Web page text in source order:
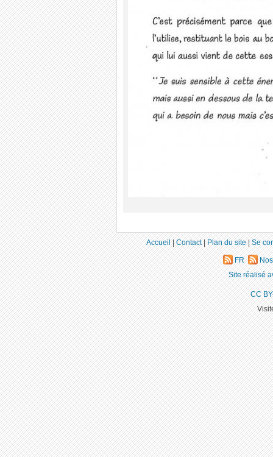
Accueil|Contact|Plan du site|Se
FR
Site réalisé
CC